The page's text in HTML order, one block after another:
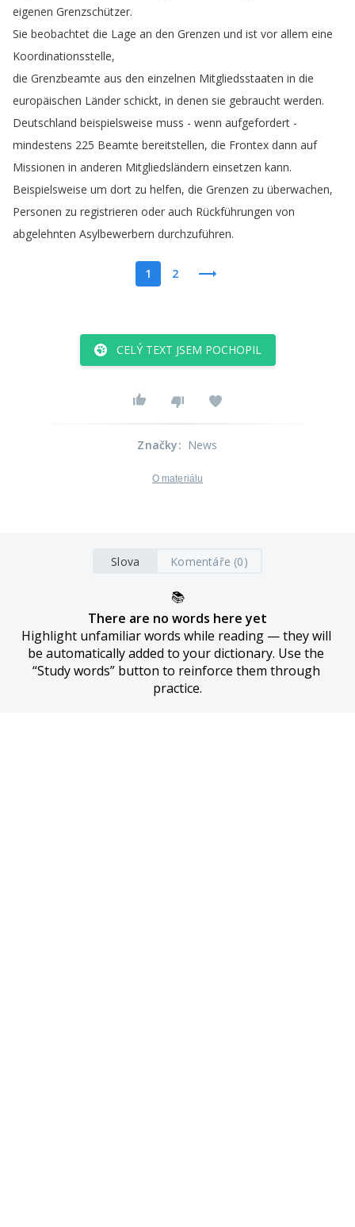
eigenen Grenzschützer.
Sie beobachtet die Lage an den Grenzen und ist vor allem eine
Koordinationsstelle,
die Grenzbeamte aus den einzelnen Mitgliedsstaaten in die
europäischen Länder schickt, in denen sie gebraucht werden.
Deutschland beispielsweise muss - wenn aufgefordert -
mindestens 225 Beamte bereitstellen, die Frontex dann auf
Missionen in anderen Mitgliedsländern einsetzen kann.
Beispielsweise um dort zu helfen, die Grenzen zu überwachen,
Personen zu registrieren oder auch Rückführungen von
abgelehnten Asylbewerbern durchzuführen.
1 2
CELÝ TEXT JSEM POCHOPIL
Značky: News
O materiálu
Slova Komentáře (0)
📚
There are no words here yet
Highlight unfamiliar words while reading — they will
be automatically added to your dictionary. Use the
“Study words” button to reinforce them through
practice.